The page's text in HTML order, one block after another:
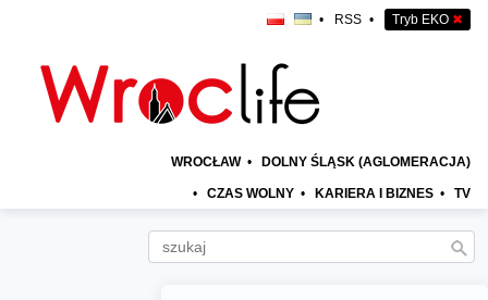
• RSS • Tryb EKO ✖
WROCŁAW • DOLNY ŚLĄSK (AGLOMERACJA)
• CZAS WOLNY • KARIERA I BIZNES • TV